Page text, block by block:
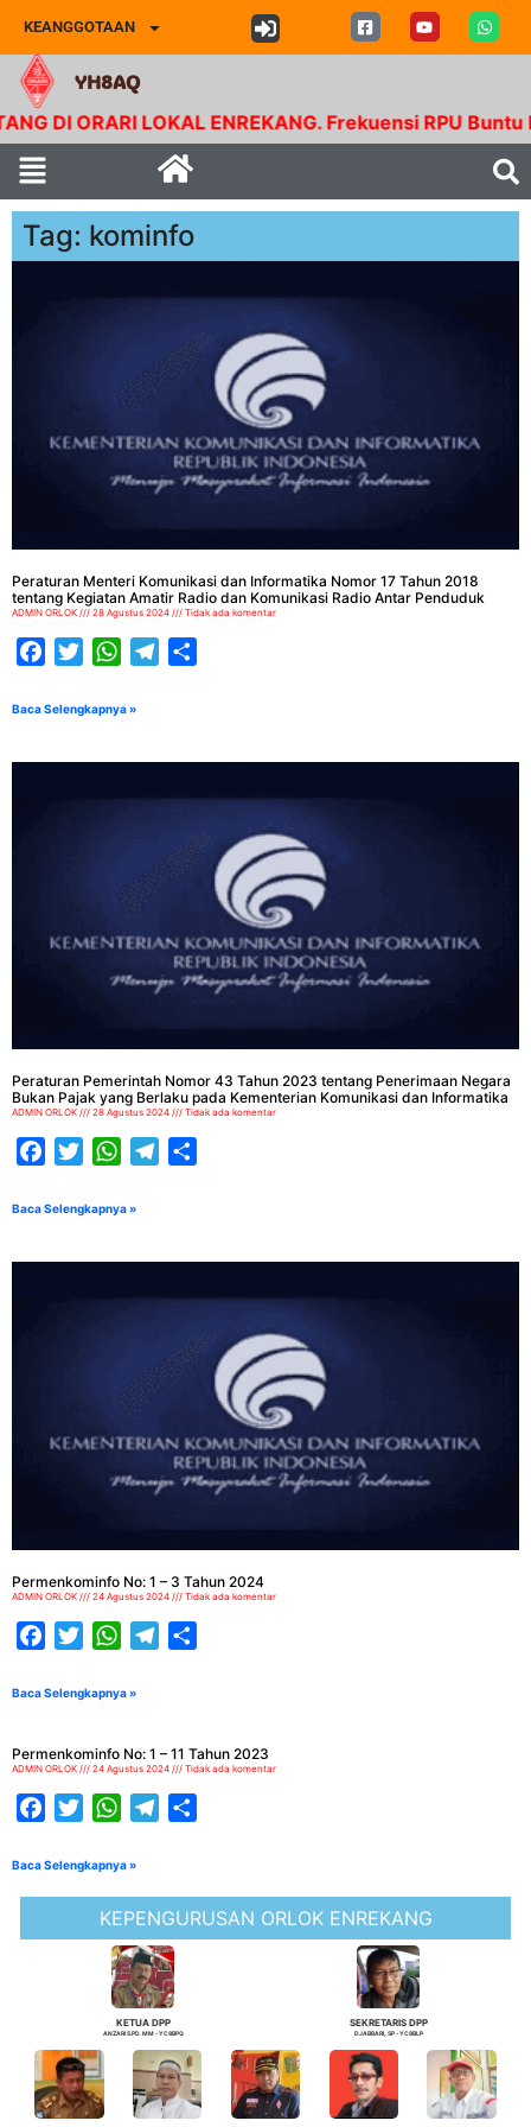
KEANGGOTAAN
YH8AQ
DI ORARI LOKAL ENREKANG. Frekuensi RPU Buntu
Tag: kominfo
Peraturan Menteri Komunikasi dan Informatika Nomor 17 Tahun 2018
tentang Kegiatan Amatir Radio dan Komunikasi Radio Antar Penduduk
ADMIN ORLOK 28 Agustus 2024 Tidak ada komentar
FacebookTwitterWhatsAppTelegram
Baca Selengkapnya »
Peraturan Pemerintah Nomor 43 Tahun 2023 tentang Penerimaan Negara
Bukan Pajak yang Berlaku pada Kementerian Komunikasi dan Informatika
ADMIN ORLOK 28 Agustus 2024 Tidak ada komentar
FacebookTwitterWhatsAppTelegram
Baca Selengkapnya »
Permenkominfo No: 1 – 3 Tahun 2024
ADMIN ORLOK 24 Agustus 2024 Tidak ada komentar
FacebookTwitterWhatsAppTelegram
Baca Selengkapnya »
Permenkominfo No: 1 – 11 Tahun 2023
ADMIN ORLOK 24 Agustus 2024 Tidak ada komentar
FacebookTwitterWhatsAppTelegram
Baca Selengkapnya »
KEPENGURUSAN ORLOK ENREKANG
KETUA DPP
ANZARI S.PD. MM - YC8BPQ
SEKRETARIS DPP
DJABBARI, SP - YC8BLP